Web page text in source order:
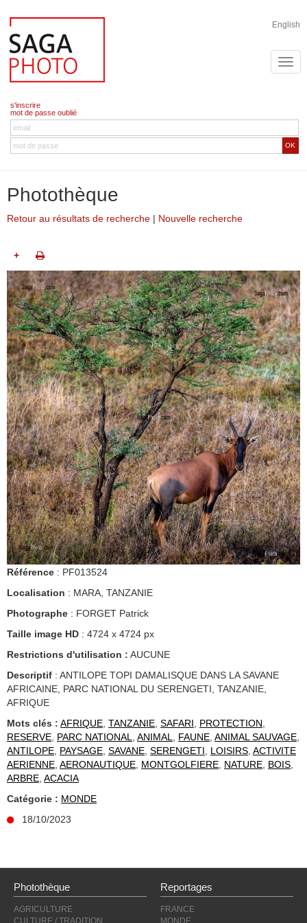
English
s'inscrire
mot de passe oublié
OK
Photothèque
Retour au résultats de recherche | Nouvelle recherche
+
Référence : PF013524
Localisation : MARA, TANZANIE
Photographe : FORGET Patrick
Taille image HD : 4724 x 4724 px
Restrictions d'utilisation : AUCUNE
Descriptif : ANTILOPE TOPI DAMALISQUE DANS LA SAVANE
AFRICAINE, PARC NATIONAL DU SERENGETI, TANZANIE,
AFRIQUE
Mots clés : AFRIQUE TANZANIE SAFARI PROTECTION
RESERVE PARC NATIONAL ANIMAL FAUNE ANIMAL SAUVAGE
ANTILOPE PAYSAGE SAVANE SERENGETI LOISIRS ACTIVITE
AERIENNE AERONAUTIQUE MONTGOLFIERE NATURE BOIS
ARBRE ACACIA
Catégorie : MONDE
18/10/2023
Photothèque
AGRICULTURE
CULTURE / TRADITION
Reportages
FRANCE
MONDE